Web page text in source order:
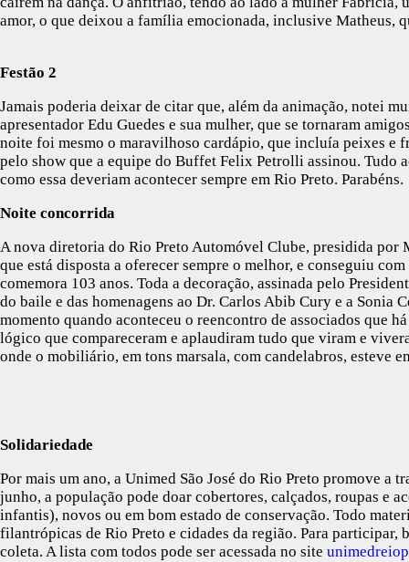
amor, o que deixou a família emocionada, inclusive Matheus,
Festão 2
Jamais poderia deixar de citar que, além da animação, notei
apresentador Edu Guedes e sua mulher, que se tornaram
noite foi mesmo o maravilhoso cardápio, que incluía peixes e
pelo show que a equipe do Buffet Felix Petrolli assinou. Tudo
como essa deveriam acontecer sempre em Rio Preto. Parabéns.
Noite concorrida
A nova diretoria do Rio Preto Automóvel Clube, presidida por
que está disposta a oferecer sempre o melhor, e conseguiu
comemora 103 anos. Toda a decoração, assinada pelo
do baile e das homenagens ao Dr. Carlos Abib Cury e a Sonia
momento quando aconteceu o reencontro de associados que
lógico que compareceram e aplaudiram tudo que viram e
onde o mobiliário, em tons marsala, com candelabros, esteve
Solidariedade
Por mais um ano, a Unimed São José do Rio Preto promove a
junho, a população pode doar cobertores, calçados, roupas e
infantis), novos ou em bom estado de conservação. Todo
filantrópicas de Rio Preto e cidades da região. Para participar,
coleta. A lista com todos pode ser acessada no site